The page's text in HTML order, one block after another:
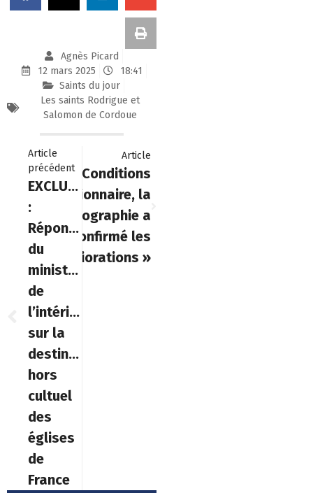
Agnès Picard
12 mars 2025
18:41
Saints du jour
Les saints Rodrigue et
Salomon de Cordoue
Article
précédent
EXCLUSIF
:
Réponse
du
ministère
de
l’intérieur
sur la
destination
hors
cultuel
des
églises
de
France
Article
suivant« Conditions
stationnaire, la
radiographie a
confirmé les
améliorations »